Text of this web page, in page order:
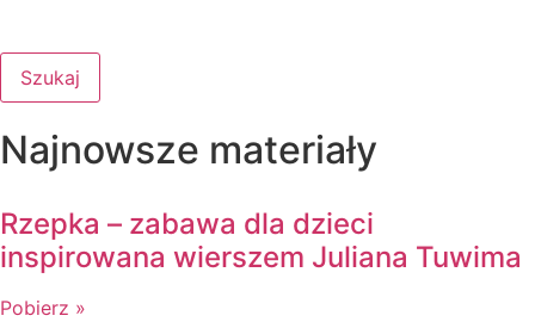
Szukaj
Najnowsze materiały
Rzepka – zabawa dla dzieci
inspirowana wierszem Juliana Tuwima
Pobierz »